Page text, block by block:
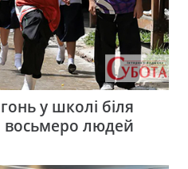
у школі біля
восьмеро людей